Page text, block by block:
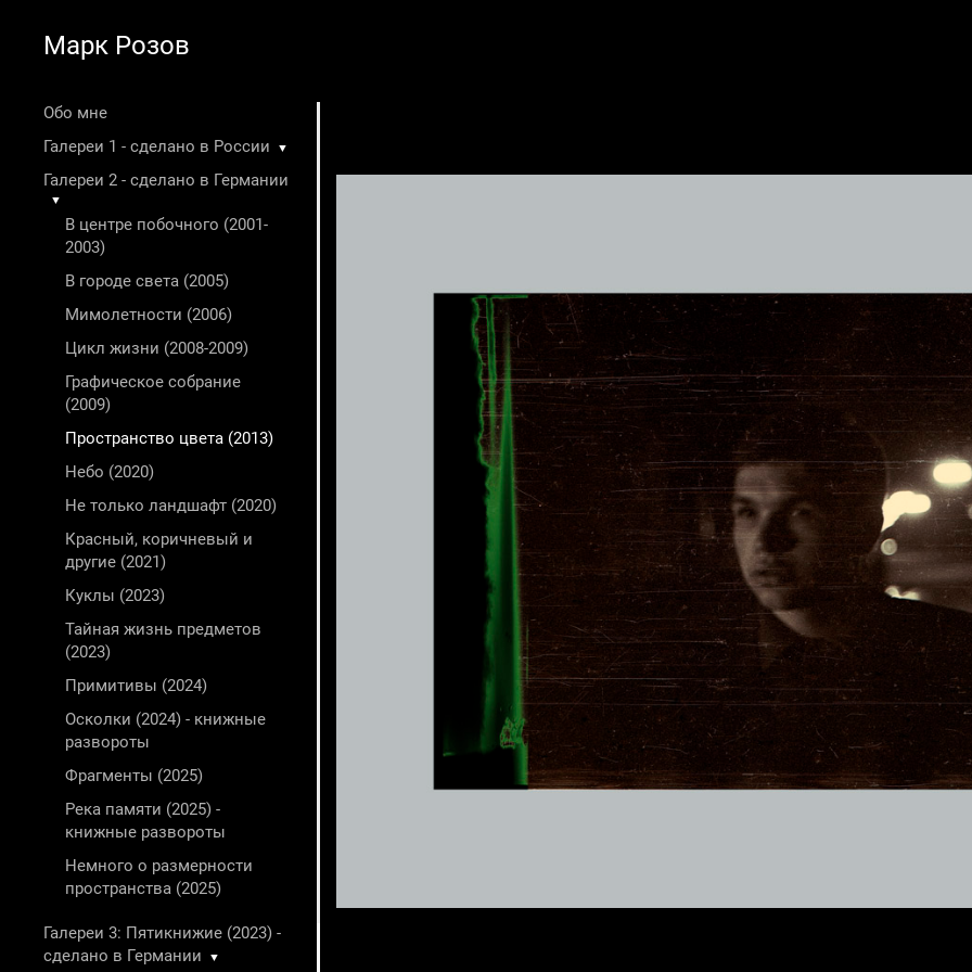
Марк Розов
Обо мне
Галереи 1 - сделано в России
▼
Галереи 2 - сделано в Германии
▼
В центре побочного (2001-
2003)
В городе света (2005)
Мимолетности (2006)
Цикл жизни (2008-2009)
Графическое собрание
(2009)
Пространство цвета (2013)
Небо (2020)
Не только ландшафт (2020)
Красный, коричневый и
другие (2021)
Куклы (2023)
Тайная жизнь предметов
(2023)
Примитивы (2024)
Осколки (2024) - книжные
развороты
Фрагменты (2025)
Река памяти (2025) -
книжные развороты
Немного о размерности
пространства (2025)
Галереи 3: Пятикнижие (2023) -
сделано в Германии
▼